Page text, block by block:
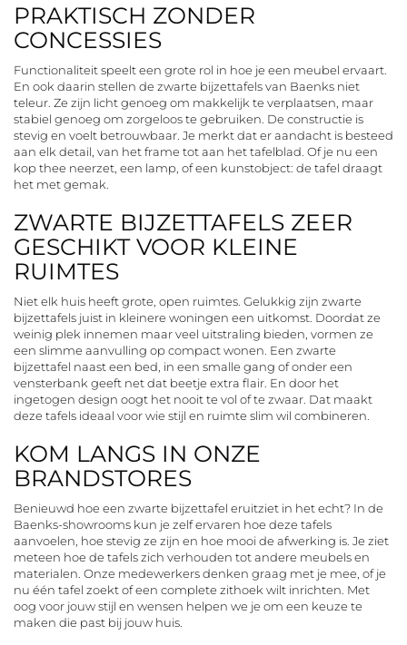
PRAKTISCH ZONDER
CONCESSIES
Functionaliteit speelt een grote rol in hoe je een meubel ervaart.
En ook daarin stellen de zwarte bijzettafels van Baenks niet
teleur. Ze zijn licht genoeg om makkelijk te verplaatsen, maar
stabiel genoeg om zorgeloos te gebruiken. De constructie is
stevig en voelt betrouwbaar. Je merkt dat er aandacht is besteed
aan elk detail, van het frame tot aan het tafelblad. Of je nu een
kop thee neerzet, een lamp, of een kunstobject: de tafel draagt
het met gemak.
ZWARTE BIJZETTAFELS ZEER
GESCHIKT VOOR KLEINE
RUIMTES
Niet elk huis heeft grote, open ruimtes. Gelukkig zijn zwarte
bijzettafels juist in kleinere woningen een uitkomst. Doordat ze
weinig plek innemen maar veel uitstraling bieden, vormen ze
een slimme aanvulling op compact wonen. Een zwarte
bijzettafel naast een bed, in een smalle gang of onder een
vensterbank geeft net dat beetje extra flair. En door het
ingetogen design oogt het nooit te vol of te zwaar. Dat maakt
deze tafels ideaal voor wie stijl en ruimte slim wil combineren.
KOM LANGS IN ONZE
BRANDSTORES
Benieuwd hoe een zwarte bijzettafel eruitziet in het echt? In de
Baenks-showrooms kun je zelf ervaren hoe deze tafels
aanvoelen, hoe stevig ze zijn en hoe mooi de afwerking is. Je ziet
meteen hoe de tafels zich verhouden tot andere meubels en
materialen. Onze medewerkers denken graag met je mee, of je
nu één tafel zoekt of een complete zithoek wilt inrichten. Met
oog voor jouw stijl en wensen helpen we je om een keuze te
maken die past bij jouw huis.